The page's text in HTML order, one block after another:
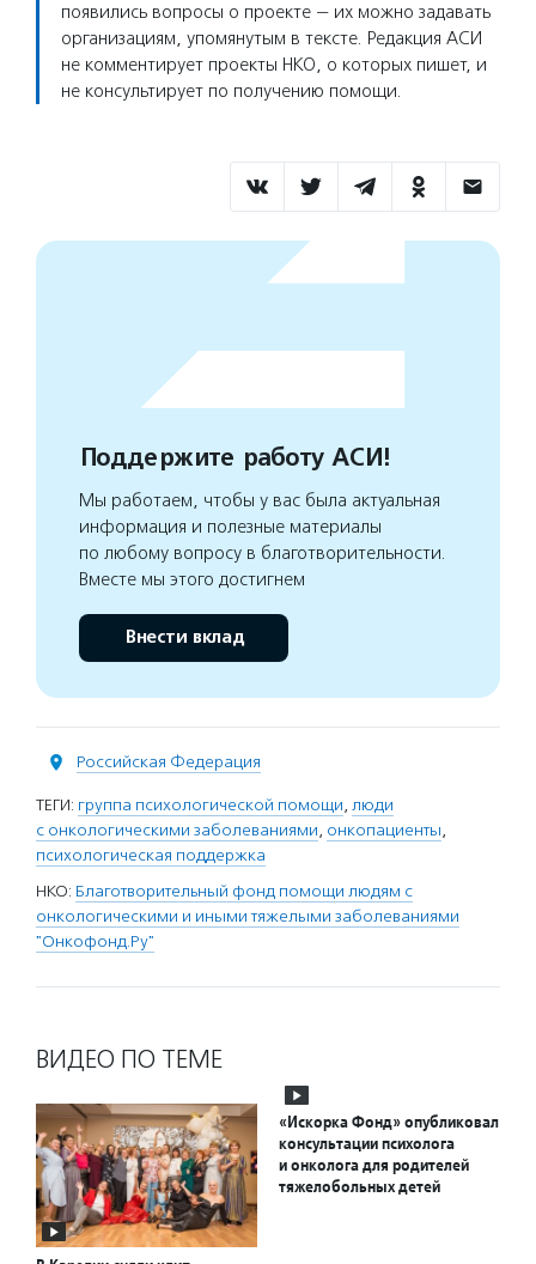
появились вопросы о проекте — их можно задавать
организациям, упомянутым в тексте. Редакция АСИ
не комментирует проекты НКО, о которых пишет, и
не консультирует по получению помощи.
Поддержите работу АСИ!
Мы работаем, чтобы у вас была актуальная
информация и полезные материалы
по любому вопросу в благотворительности.
Вместе мы этого достигнем
Внести вклад
Российская Федерация
ТЕГИ: группа психологической помощи, люди
с онкологическими заболеваниями, онкопациенты,
психологическая поддержка
НКО: Благотворительный фонд помощи людям с
онкологическими и иными тяжелыми заболеваниями
"Онкофонд.Ру"
ВИДЕО ПО ТЕМЕ
«Искорка Фонд» опубликовал
консультации психолога
и онколога для родителей
тяжелобольных детей